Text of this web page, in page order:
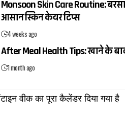
Monsoon Skin Care Routine:
आसान स्किन केयर टिप्स
4 weeks ago
After Meal Health Tips: खाने के
1 month ago
वीक का पूरा कैलेंडर दिया गया है